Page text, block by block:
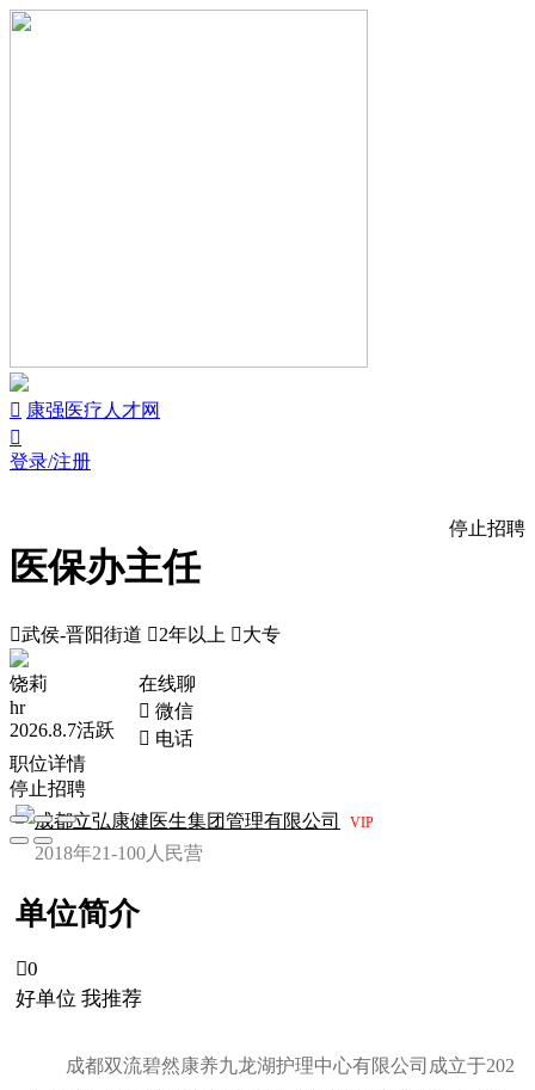
 康强医疗人才网

登录/注册
医保办主任
停止招聘
武侯-晋阳街道 2年以上 大专
饶莉
hr
2026.8.7活跃
在线聊
 微信
 电话
职位详情
停止招聘
成都立弘康健医生集团管理有限公司
VIP
2018年21-100人 民营
单位简介
0
好单位 我推荐
成都双流碧然康养九龙湖护理中心有限公司成立于202